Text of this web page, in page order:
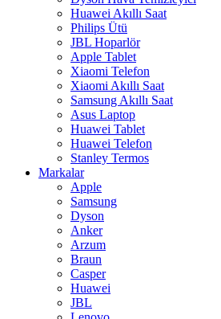
Huawei Akıllı Saat
Philips Ütü
JBL Hoparlör
Apple Tablet
Xiaomi Telefon
Xiaomi Akıllı Saat
Samsung Akıllı Saat
Asus Laptop
Huawei Tablet
Huawei Telefon
Stanley Termos
Markalar
Apple
Samsung
Dyson
Anker
Arzum
Braun
Casper
Huawei
JBL